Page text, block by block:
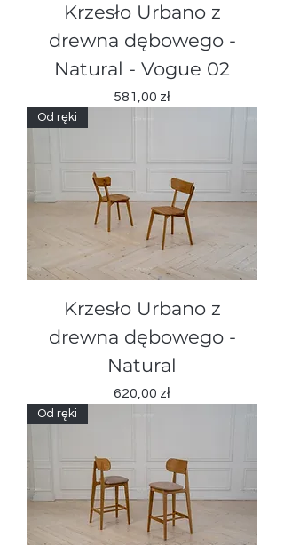
Krzesło Urbano z
drewna dębowegо -
Natural - Vogue 02
Cena
581,00 zł
Od ręki
Krzesło Urbano z
drewna dębowegо -
Natural
Cena
620,00 zł
Od ręki